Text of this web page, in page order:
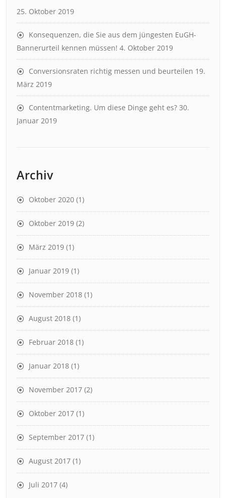
25. Oktober 2019
Konsequenzen, die Sie aus dem jüngesten EuGH-
Bannerurteil kennen müssen! 4. Oktober 2019
Conversionsraten richtig messen und beurteilen 19.
März 2019
Contentmarketing. Um diese Dinge geht es? 30.
Januar 2019
Archiv
Oktober 2020 (1)
Oktober 2019 (2)
März 2019 (1)
Januar 2019 (1)
November 2018 (1)
August 2018 (1)
Februar 2018 (1)
Januar 2018 (1)
November 2017 (2)
Oktober 2017 (1)
September 2017 (1)
August 2017 (1)
Juli 2017 (4)